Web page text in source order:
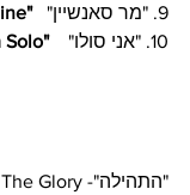
9. "מר סאנשיין"
"
10. "אני סולו"
"I'm Solo"